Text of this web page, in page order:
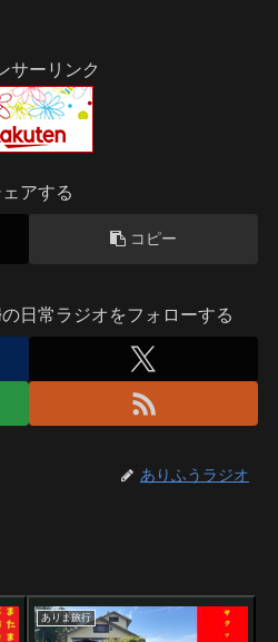
サーリンク
ェアする
コピー
日常ラジオをフォローする
ありふうラジオ
ありま旅行